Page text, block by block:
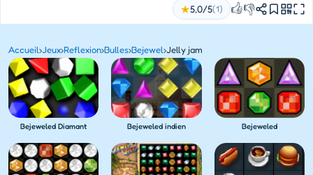
★5,0/5(1) 👍👎
Accueil›Jeux›Reflexion›Bulles›Bejewel›Jelly jam
Bejeweled Diamant Bejeweled indien Bejeweled